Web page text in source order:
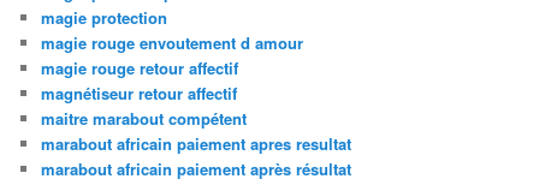
magie protection
magie rouge envoutement d amour
magie rouge retour affectif
magnétiseur retour affectif
maitre marabout compétent
marabout africain paiement apres resultat
marabout africain paiement après résultat